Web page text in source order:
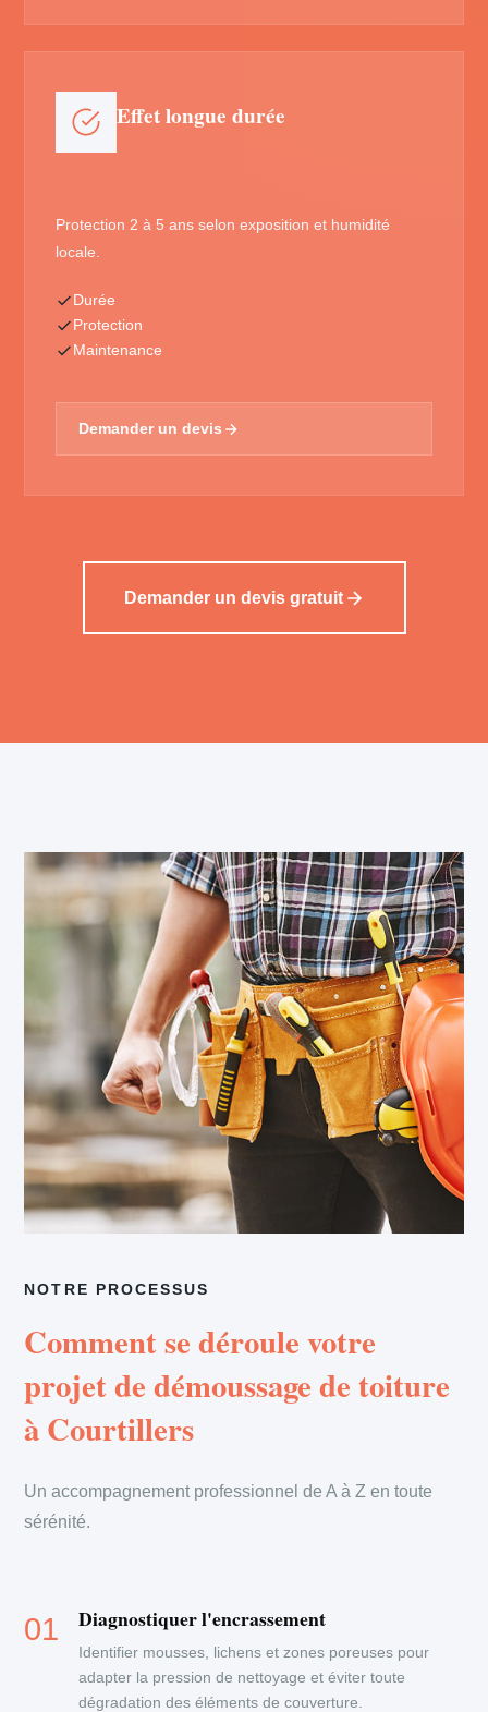
Effet longue durée
Protection 2 à 5 ans selon exposition et humidité
locale.
Durée
Protection
Maintenance
Demander un devis
Demander un devis gratuit
NOTRE PROCESSUS
Comment se déroule votre
projet de démoussage de toiture
à Courtillers
Un accompagnement professionnel de A à Z en toute
sérénité.
Diagnostiquer l'encrassement
Identifier mousses, lichens et zones poreuses pour
adapter la pression de nettoyage et éviter toute
dégradation des éléments de couverture.